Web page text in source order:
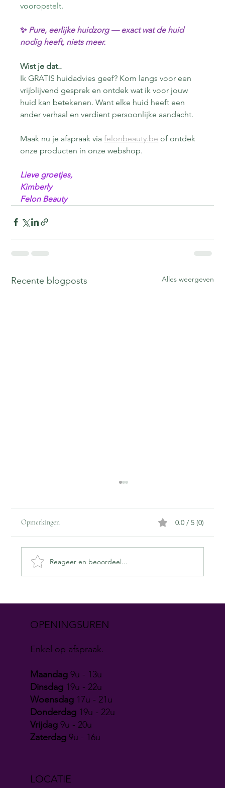
vooropstelt.
✨ Pure, eerlijke huidzorg — exact wat de huid
nodig heeft, niets meer.
Wist je dat..
Ik GRATIS huidadvies geef? Kom langs voor een
vrijblijvend gesprek en ontdek wat ik voor jouw
huid kan betekenen. Want elke huid heeft een
ander verhaal en verdient persoonlijke aandacht.
Maak nu je afspraak via felonbeauty.be of ontdek
onze producten in onze webshop.
Lieve groetjes,
Kimberly
Felon Beauty
Recente blogposts Alles weergeven
Opmerkingen 0.0 / 5 (0)
Reageer en beoordeel...
LOCATIE
OPENINGSUREN
Enkel op afspraak.
Maandag 9u - 13u
Dinsdag 19u - 22u
Woensdag 17u - 21u
Donderdag 19u - 22u
Vrijdag 9u - 20u
Zaterdag 9u - 16u